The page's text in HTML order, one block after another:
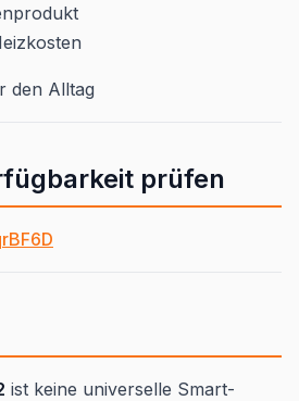
den Alltag
prüfen
ist keine universelle Smart-